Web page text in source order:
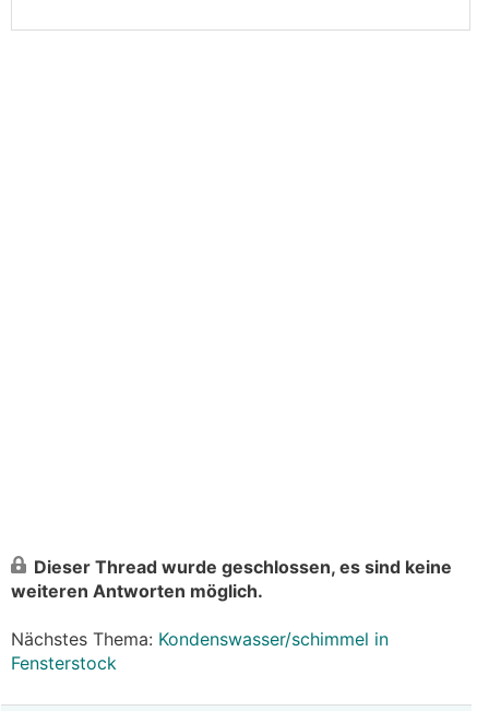
Dieser Thread wurde geschlossen, es sind keine
weiteren Antworten möglich.
Nächstes Thema: Kondenswasser/schimmel in
Fensterstock